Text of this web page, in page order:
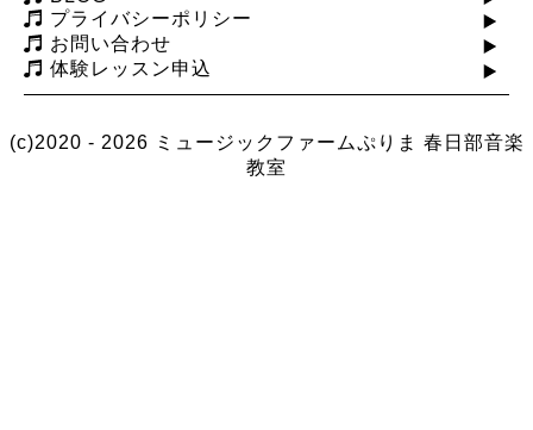
プライバシーポリシー
お問い合わせ
体験レッスン申込
(c)2020 - 2026 ミュージックファームぷりま 春日部音楽
教室